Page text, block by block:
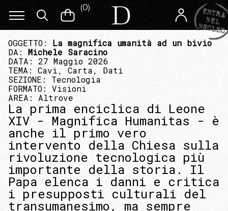
(0)
OGGETTO: La magnifica umanità ad un bivio
DA: Michele Saracino
DATA: 27 Maggio 2026
TEMA: Cavi, Carta, Dati
SEZIONE: Tecnologia
FORMATO: Visioni
AREA: Altrove
La prima enciclica di Leone
XIV - Magnifica Humanitas - è
anche il primo vero
intervento della Chiesa sulla
rivoluzione tecnologica più
importante della storia. Il
Papa elenca i danni e critica
i presupposti culturali del
transumanesimo, ma sempre